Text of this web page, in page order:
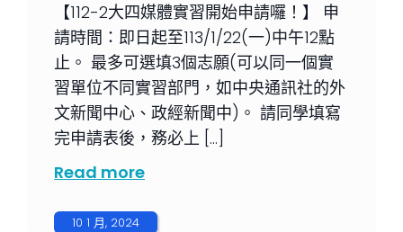
【112-2大四媒體實習開始申請囉！】 申
請時間：即日起至113/1/22(一)中午12點
止。 最多可選填3個志願(可以同一個實
習單位不同實習部門，如中央通訊社的外
文新聞中心、政經新聞中)。 請同學填寫
完申請表後，務必上 […]
Read more
10 1 月, 2024